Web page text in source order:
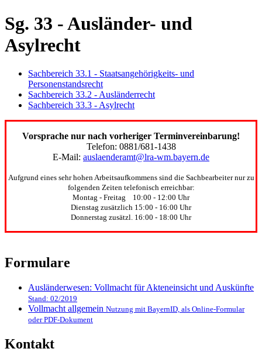
Sg. 33 - Ausländer- und
Asylrecht
Sachbereich 33.1 - Staatsangehörigkeits- und
Personenstandsrecht
Sachbereich 33.2 - Ausländerrecht
Sachbereich 33.3 - Asylrecht
Vorsprache nur nach vorheriger Terminvereinbarung!
Telefon: 0881/681-1438
E-Mail: auslaenderamt@lra-wm.bayern.de
Aufgrund eines sehr hohen Arbeitsaufkommens sind die Sachbearbeiter nur zu
folgenden Zeiten telefonisch erreichbar:
Montag - Freitag 10:00 - 12:00 Uhr
Dienstag zusätzlich 15:00 - 16:00 Uhr
Donnerstag zusätzl. 16:00 - 18:00 Uhr
Formulare
Ausländerwesen: Vollmacht für Akteneinsicht und Auskünfte
Stand: 02/2019
Vollmacht allgemein Nutzung mit BayernID, als Online-Formular
oder PDF-Dokument
Kontakt